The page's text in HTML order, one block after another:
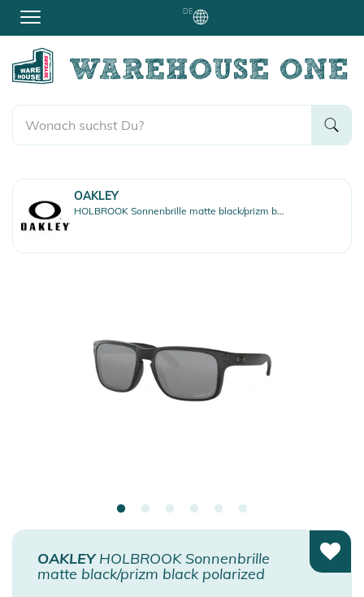
DE
OAKLEY
HOLBROOK Sonnenbrille matte black/prizm black polarized
OAKLEYHOLBROOK Sonnenbrille
matte black/prizm black polarized